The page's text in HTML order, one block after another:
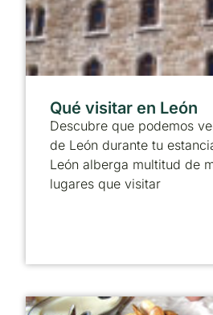
Qué visitar en León
Descubre que podemos
de León durante tu
León alberga multitud de
lugares que visitar